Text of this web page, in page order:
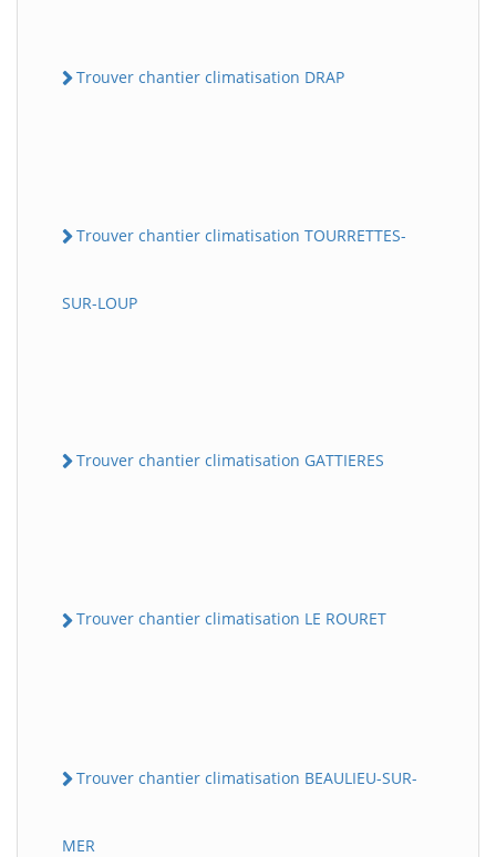
Trouver chantier climatisation DRAP
Trouver chantier climatisation TOURRETTES-
SUR-LOUP
Trouver chantier climatisation GATTIERES
Trouver chantier climatisation LE ROURET
Trouver chantier climatisation BEAULIEU-SUR-
MER